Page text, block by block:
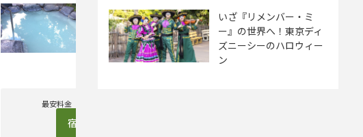
【訳アリ特価】でも１棟貸
し切り！＆連泊も可能！お
手軽に素泊まりプラン♪
宿泊プランを見る
いざ『リメンバー・ミ
ー』の世界へ！東京ディ
ズニーシーのハロウィー
ン